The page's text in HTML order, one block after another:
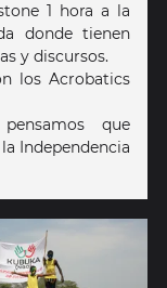
1 hora a la
donde tienen
y discursos.
los Acrobatics
que
Independencia